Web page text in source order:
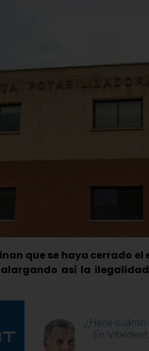
que se haya cerrado
así la